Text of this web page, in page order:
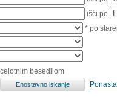
išči po
* po
besedilom